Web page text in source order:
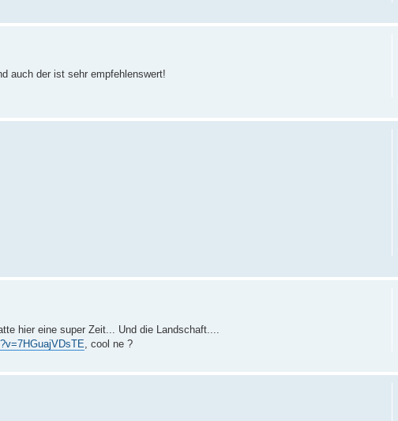
auch der ist sehr empfehlenswert!
hier eine super Zeit... Und die Landschaft....
, cool ne ?